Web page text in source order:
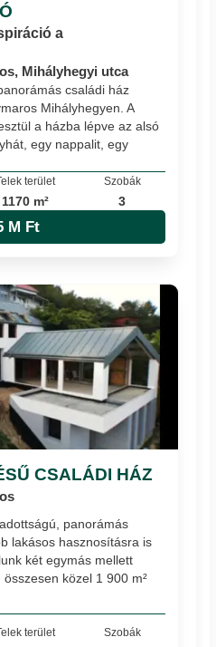
a
Mihályhegyi utca
családi ház
Mihályhegyen. A
a házba lépve az alsó
egy nappalit, egy
terület
1170 m²
Szobák
3
M Ft
CSALÁDI HÁZ
panorámás
lakásos hasznosításra is
két egymás mellett
közel 1 900 m²
terület Szobák